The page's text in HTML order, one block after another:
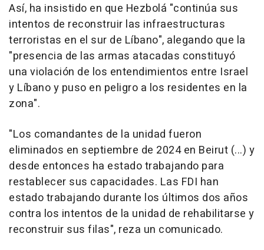
Así, ha insistido en que Hezbolá "continúa sus
intentos de reconstruir las infraestructuras
terroristas en el sur de Líbano", alegando que la
"presencia de las armas atacadas constituyó
una violación de los entendimientos entre Israel
y Líbano y puso en peligro a los residentes en la
zona".
"Los comandantes de la unidad fueron
eliminados en septiembre de 2024 en Beirut (...) y
desde entonces ha estado trabajando para
restablecer sus capacidades. Las FDI han
estado trabajando durante los últimos dos años
contra los intentos de la unidad de rehabilitarse y
reconstruir sus filas", reza un comunicado.